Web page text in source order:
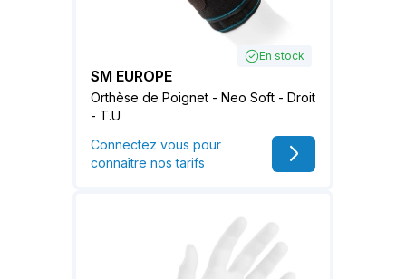
En stock
SM EUROPE
Orthèse de Poignet - Neo Soft - Droit
- T.U
Connectez vous pour
connaître nos tarifs